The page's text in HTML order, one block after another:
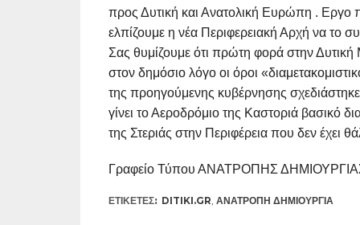
προς Δυτική και Ανατολική Ευρώπη . Εργο
ελπίζουμε η νέα Περιφερειακή Αρχή να το
Σας θυμίζουμε ότι πρώτη φορά στην
στον δημόσιο λόγο οι όροι
της προηγούμενης κυβέρνησης
γίνει το Αεροδρόμιο της Καστοριά βασικό
της Στεριάς στην Περιφέρεια που δεν έχει
Γραφείο Τύπου ΑΝΑΤΡΟΠΗΣ
ΕΤΙΚΕΤΕΣ: DITIKI.GR ΑΝΑΤΡΟΠΉ ΔΗΜΙΟΥΡΓΊΑ